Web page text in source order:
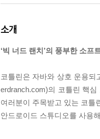
소개
‘빅 너드 랜치’의 풍부한 소
코틀린은 자바와 상호 운용
erdranch.com)의 코틀린 핵
여러분이 주목받고 있는 코틀
안드로이드 스튜디오를 사용